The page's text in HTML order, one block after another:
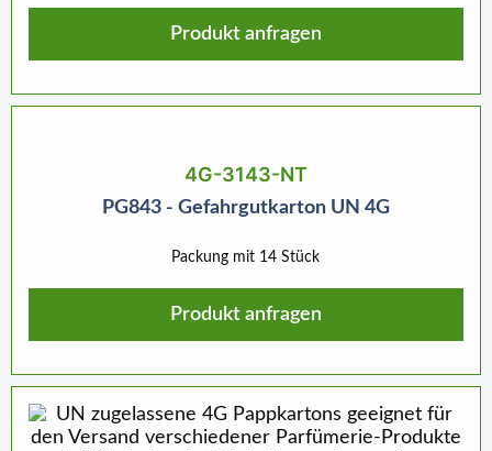
Produkt anfragen
4G-3143-NT
PG843 - Gefahrgutkarton UN 4G
Packung mit 14 Stück
Produkt anfragen